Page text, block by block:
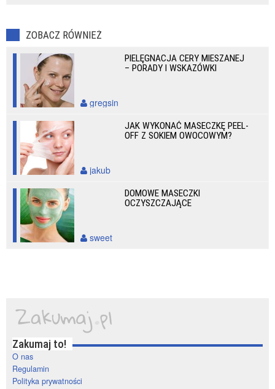
ZOBACZ RÓWNIEŻ
PIELĘGNACJA CERY MIESZANEJ
– PORADY I WSKAZÓWKI
gregsin
JAK WYKONAĆ MASECZKĘ PEEL-
OFF Z SOKIEM OWOCOWYM?
jakub
DOMOWE MASECZKI
OCZYSZCZAJĄCE
sweet
Zakumaj to!
O nas
Regulamin
Polityka prywatności